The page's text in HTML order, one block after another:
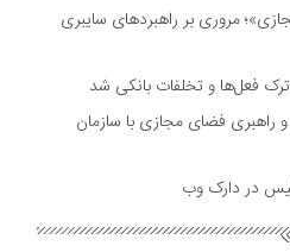
مروری بر راهبرد‌های سایبری
فعل‌ها و تخلفات بانکی شد
فضای مجازی با سازمان